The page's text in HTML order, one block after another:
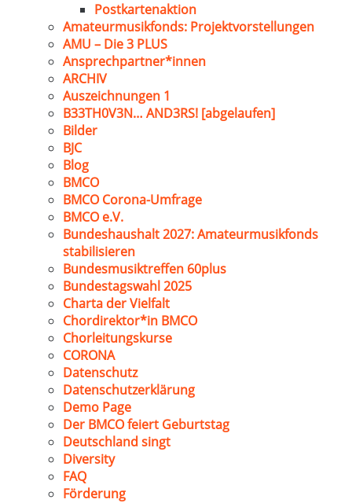
Postkartenaktion
Amateurmusikfonds: Projektvorstellungen
AMU – Die 3 PLUS
Ansprechpartner*innen
ARCHIV
Auszeichnungen 1
B33TH0V3N… AND3RS! [abgelaufen]
Bilder
BJC
Blog
BMCO
BMCO Corona-Umfrage
BMCO e.V.
Bundeshaushalt 2027: Amateurmusikfonds
stabilisieren
Bundesmusiktreffen 60plus
Bundestagswahl 2025
Charta der Vielfalt
Chordirektor*in BMCO
Chorleitungskurse
CORONA
Datenschutz
Datenschutzerklärung
Demo Page
Der BMCO feiert Geburtstag
Deutschland singt
Diversity
FAQ
Förderung